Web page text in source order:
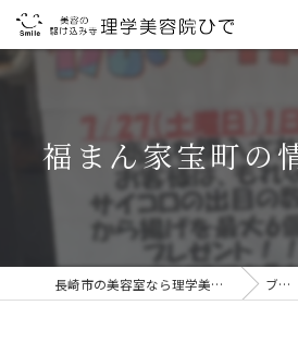
福まん家宝町の
長崎市の美容室なら理学美容院ひで ブログ